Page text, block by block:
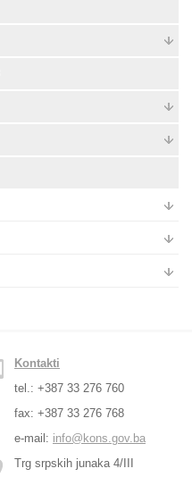
Kontakti
tel.: +387 33 276 760
fax: +387 33 276 768
e-mail: info@kons.gov.ba
Trg srpskih junaka 4/III